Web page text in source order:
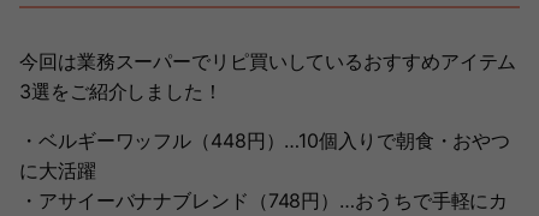
今回は業務スーパーでリピ買いしているおすすめアイテム
3選をご紹介しました！
・ベルギーワッフル（448円）…10個入りで朝食・おやつ
に大活躍
・アサイーバナナブレンド（748円）…おうちで手軽にカ